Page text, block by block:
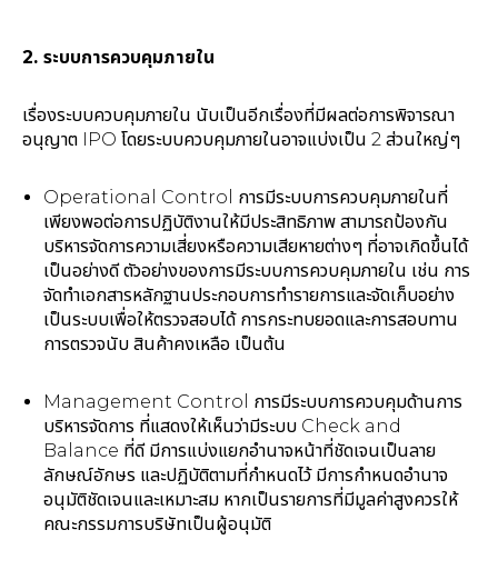
2. ระบบการควบคุมภายใน
เรื่องระบบควบคุมภายใน นับเป็นอีกเรื่องที่มีผลต่อการพิจารณา
อนุญาต IPO โดยระบบควบคุมภายในอาจแบ่งเป็น 2 ส่วนใหญ่ๆ
Operational Control การมีระบบการควบคุมภายในที่
เพียงพอต่อการปฏิบัติงานให้มีประสิทธิภาพ สามารถป้องกัน
บริหารจัดการความเสี่ยงหรือความเสียหายต่างๆ ที่อาจเกิดขึ้นได้
เป็นอย่างดี ตัวอย่างของการมีระบบการควบคุมภายใน เช่น การ
จัดทำเอกสารหลักฐานประกอบการทำรายการและจัดเก็บอย่าง
เป็นระบบเพื่อให้ตรวจสอบได้ การกระทบยอดและการสอบทาน
การตรวจนับ สินค้าคงเหลือ เป็นต้น
Management Control การมีระบบการควบคุมด้านการ
บริหารจัดการ ที่แสดงให้เห็นว่ามีระบบ Check and
Balance ที่ดี มีการแบ่งแยกอำนาจหน้าที่ชัดเจนเป็นลาย
ลักษณ์อักษร และปฏิบัติตามที่กำหนดไว้ มีการกำหนดอำนาจ
อนุมัติชัดเจนและเหมาะสม หากเป็นรายการที่มีมูลค่าสูงควรให้
คณะกรรมการบริษัทเป็นผู้อนุมัติ